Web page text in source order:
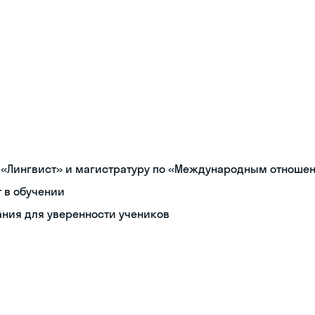
и магистратуру по «Международным
в обучении
для уверенности учеников